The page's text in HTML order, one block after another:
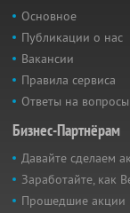
Основное
Публикации о нас
Вакансии
Правила сервиса
Ответы на вопросы
Бизнес-Партнёрам
Давайте сделаем
Заработайте, как
Прошедшие акции